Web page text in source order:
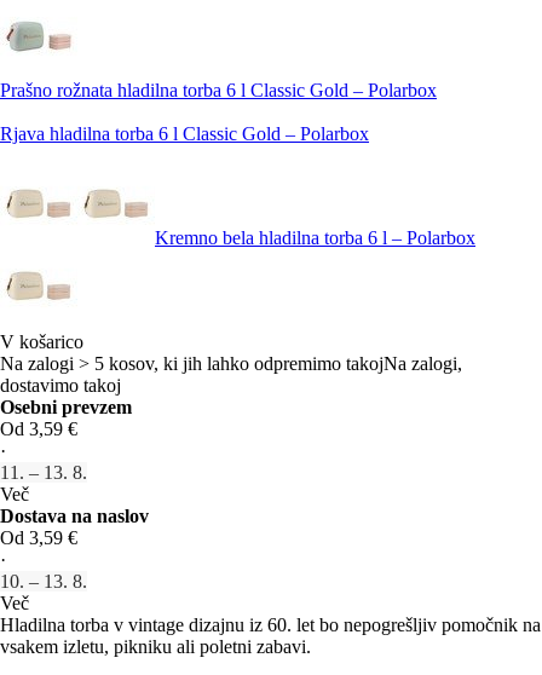
Prašno rožnata hladilna torba 6 l Classic Gold – Polarbox
Rjava hladilna torba 6 l Classic Gold – Polarbox
Kremno bela hladilna torba 6 l – Polarbox
V košarico
Na zalogi > 5 kosov, ki jih lahko odpremimo takojNa zalogi,
dostavimo takoj
Osebni prevzem
Od 3,59 €
·
11. – 13. 8.
Več
Dostava na naslov
Od 3,59 €
·
10. – 13. 8.
Več
Hladilna torba v vintage dizajnu iz 60. let bo nepogrešljiv pomočnik na
vsakem izletu, pikniku ali poletni zabavi.